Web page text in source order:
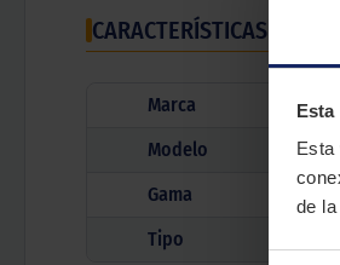
Esta
de
CARACTERÍSTICAS
Marca
Modelo
Gama
Tipo